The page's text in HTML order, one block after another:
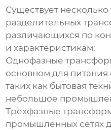
Существует несколько
разделительных
различающихся по
и характеристикам:
Однофазные
основном для питания
таких как бытовая
небольшое
Трехфазные
промышленных сетях